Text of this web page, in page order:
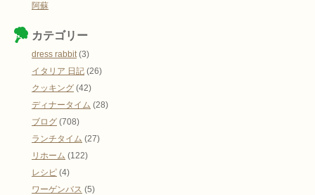
阿蘇
カテゴリー
dress rabbit (3)
イタリア 日記 (26)
クッキング (42)
ディナータイム (28)
ブログ (708)
ランチタイム (27)
リホーム (122)
レシピ (4)
ワーゲンバス (5)